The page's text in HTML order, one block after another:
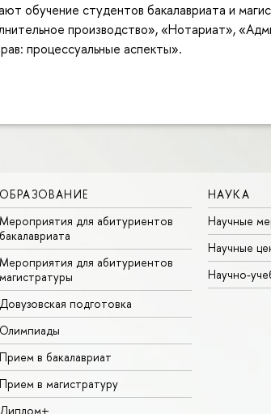
обучение студентов бакалавриата и
производство», «Нотариат»,
процессуальные аспекты».
ОБРАЗОВАНИЕ
Мероприятия для абитуриентов
бакалавриата
Мероприятия для абитуриентов
магистратуры
Довузовская подготовка
Олимпиады
Прием в бакалавриат
Прием в магистратуру
Диплом+
НАУКА
Научные
Научные
Научно-